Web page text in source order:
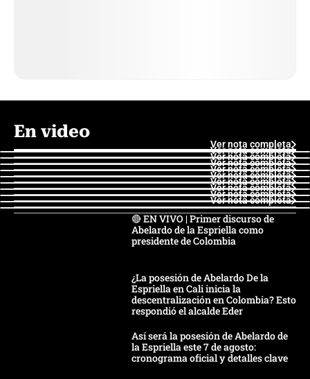
En video
Ver nota completa
Ver nota completa
Ver nota completa
Ver nota completa
Ver nota completa
Ver nota completa
Ver nota completa
Ver nota completa
Ver nota completa
Ver nota completa
🔴 EN VIVO | Primer discurso de
Abelardo de la Espriella como
presidente de Colombia
¿La posesión de Abelardo De la
Espriella en Cali inicia la
descentralización en Colombia? Esto
respondió el alcalde Eder
Así será la posesión de Abelardo de
la Espriella este 7 de agosto:
cronograma oficial y detalles clave